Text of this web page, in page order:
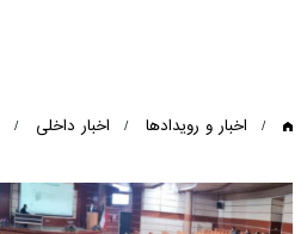
اخبار و رویدادها اخبار داخلی